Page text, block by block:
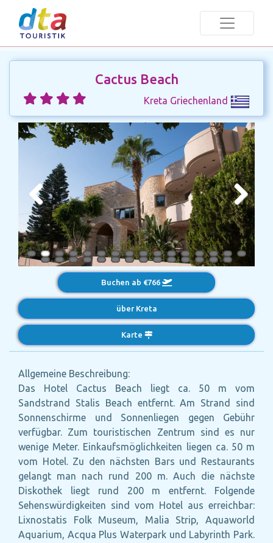
Cactus Beach
Kreta Griechenland
Previous Next
Buchen ab €766
über Kreta
Karte
Allgemeine Beschreibung:
Das Hotel Cactus Beach liegt ca. 50 m vom
Sandstrand Stalis Beach entfernt. Am Strand sind
Sonnenschirme und Sonnenliegen gegen Gebühr
verfügbar. Zum touristischen Zentrum sind es nur
wenige Meter. Einkaufsmöglichkeiten liegen ca. 50 m
vom Hotel. Zu den nächsten Bars und Restaurants
gelangt man nach rund 200 m. Auch die nächste
Diskothek liegt rund 200 m entfernt. Folgende
Sehenswürdigkeiten sind vom Hotel aus erreichbar:
Lixnostatis Folk Museum, Malia Strip, Aquaworld
Aquarium, Acqua Plus Waterpark und Labyrinth Park.